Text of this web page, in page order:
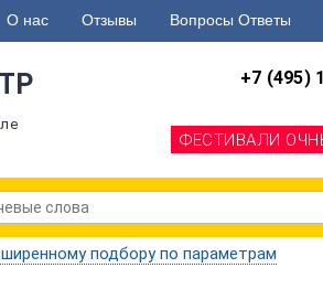
О нас Отзывы Вопросы Ответы
+7 (495)
ФЕСТИВАЛИ
подбору по параметрам